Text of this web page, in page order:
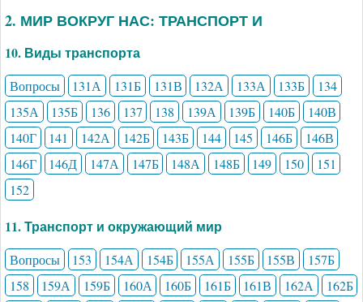
2. МИР ВОКРУГ НАС: ТРАНСПОРТ И
10. Виды транспорта
Вопросы 131А 131Б 131В 132А 133А 133Б
134
135А
135Б 136 137 138 139А 139Б 140Б
140В
140Г
141 142А 142Б 143Б 144 145 146Б
146В
146Г
146Д 147А 147Б 148А 148Б 149 150
151
152
11. Транспорт и окружающий мир
Вопросы 153 154А 154Б 155А 155Б 155В
157Б
158
159А 159Б 160А 160Б 161Б 161В 162А
162Б